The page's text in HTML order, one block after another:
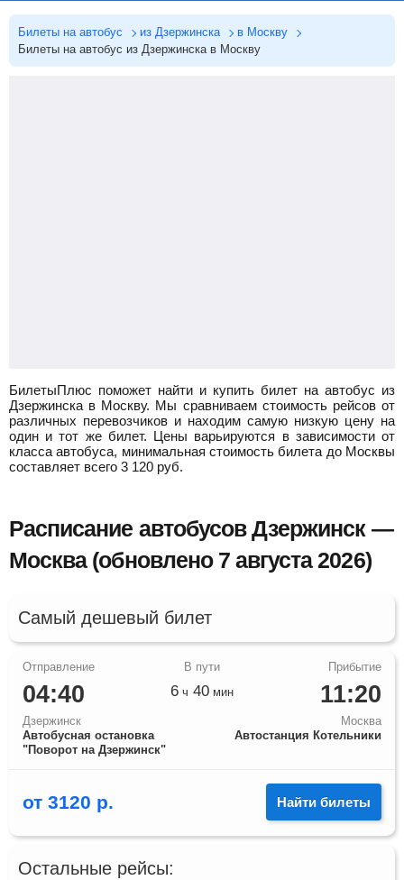
Билеты на автобус из Дзержинска
в Москву
Билеты на автобус из Дзержинска в Москву
БилетыПлюс поможет найти и купить билет на автобус из
Дзержинска в Москву. Мы сравниваем стоимость рейсов от
различных перевозчиков и находим самую низкую цену на
один и тот же билет. Цены варьируются в зависимости от
класса автобуса, минимальная стоимость билета до Москвы
составляет всего 3 120 руб.
Расписание автобусов Дзержинск —
Москва (обновлено 7 августа 2026)
Самый дешевый билет
04:40
Дзержинск
Автобусная остановка
"Поворот на Дзержинск"
11:20
Москва
Автостанция Котельники
6 ч 40 мин
от 3120 р. Найти билеты
Остальные рейсы: